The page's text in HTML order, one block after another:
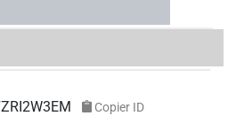
Copier ID